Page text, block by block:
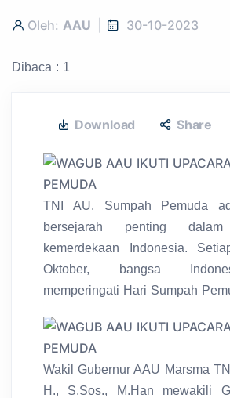
Oleh: AAU 30-10-2023
Dibaca : 1
Download Share
TNI AU. Sumpah Pemuda
bersejarah penting dalam
kemerdekaan Indonesia.
Oktober, bangsa
memperingati Hari Sumpah
Wakil Gubernur AAU Marsma
H., S.Sos., M.Han mewakili